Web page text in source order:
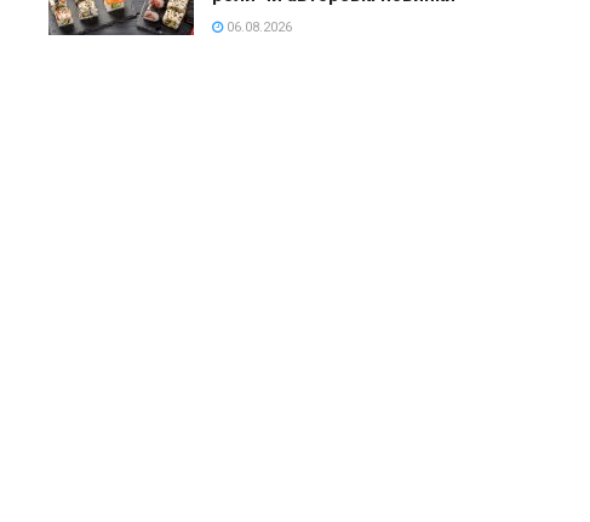
06.08.2026